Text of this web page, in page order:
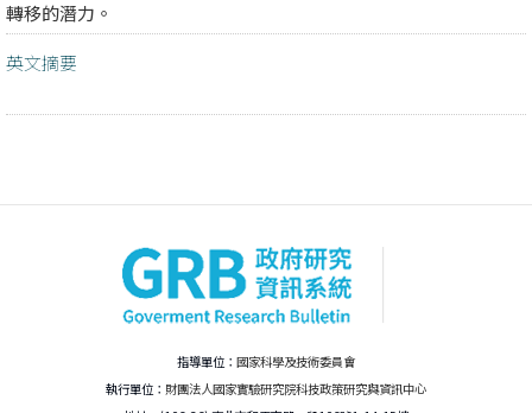
轉移的潛力。
英文摘要
指導單位： 國家科學及技術委員會
執行單位： 財團法人國家實驗研究院科技政策研究與資訊中心